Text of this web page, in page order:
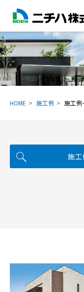
HOME 施工例 施工例
施